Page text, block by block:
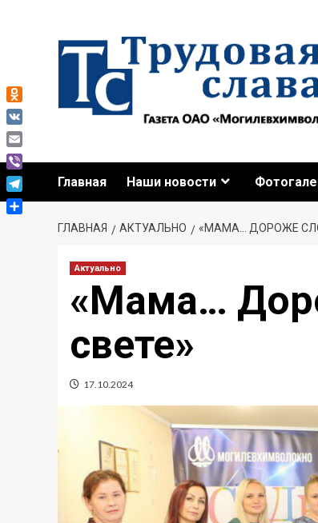
Главная Наши новости
ГЛАВНАЯ АКТУАЛЬНО «МАМА… ДОРОЖЕ
Актуально
«Мама…
свете»
17.10.2024
Odnoklassniki
VK
Email
Viber
Telegram
Отправить